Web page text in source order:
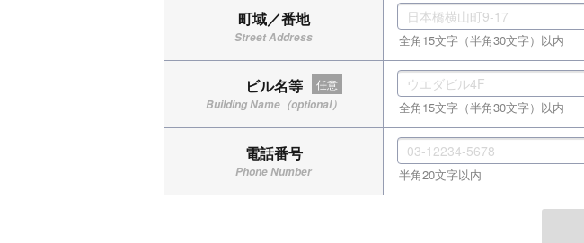
町域／番地
Street Address 全角15文字（半角30文字）以内
ビル名等
任意
Building Name（optional）
全角15文字（半角30文字）以内
電話番号
Phone Number 半角20文字以内